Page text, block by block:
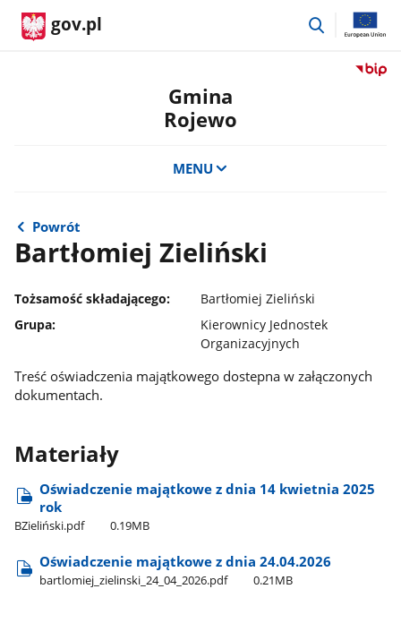
gov.pl
przejdź
Przejdź
Gmina
Rojewo
MENU
Powrót
Bartłomiej Zieliński
Tożsamość składającego:
Bartłomiej Zieliński
Grupa:
Kierownicy Jednostek
Organizacyjnych
Treść oświadczenia majątkowego dostepna w załączonych
dokumentach.
Materiały
Oświadczenie majątkowe z dnia 14 kwietnia 2025
rok
BZieliński.pdf 0.19MB
Oświadczenie majątkowe z dnia 24.04.2026
bartlomiej​_zielinski​_24​_04​_2026.pdf 0.21MB